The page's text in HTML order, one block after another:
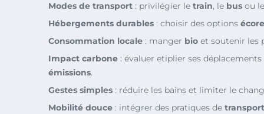
Modes de transport : privilégier le train, le bus ou
Hébergements durables : choisir des options
Consommation locale : manger bio et soutenir les
Impact carbone : évaluer etiplier ses
émissions.
Gestes simples : réduire les bains et limiter le
Mobilité douce : intégrer des pratiques de